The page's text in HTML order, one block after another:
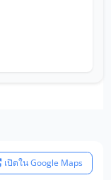
เปิดใน Google Maps